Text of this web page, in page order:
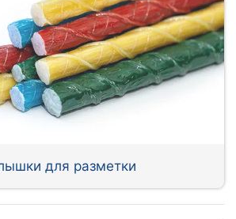
для разметки